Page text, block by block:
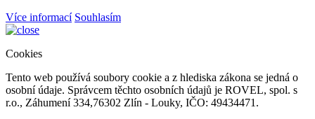
Více informací Souhlasím
Cookies
Tento web používá soubory cookie a z hlediska zákona se jedná o
osobní údaje. Správcem těchto osobních údajů je ROVEL, spol. s
r.o., Záhumení 334,76302 Zlín - Louky, IČO: 49434471.